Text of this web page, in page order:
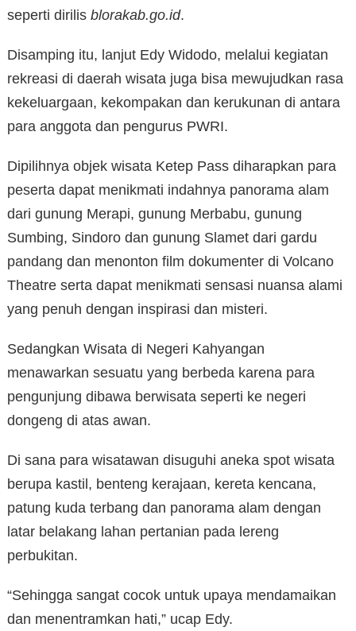
seperti dirilis blorakab.go.id.
Disamping itu, lanjut Edy Widodo, melalui kegiatan
rekreasi di daerah wisata juga bisa mewujudkan rasa
kekeluargaan, kekompakan dan kerukunan di antara
para anggota dan pengurus PWRI.
Dipilihnya objek wisata Ketep Pass diharapkan para
peserta dapat menikmati indahnya panorama alam
dari gunung Merapi, gunung Merbabu, gunung
Sumbing, Sindoro dan gunung Slamet dari gardu
pandang dan menonton film dokumenter di Volcano
Theatre serta dapat menikmati sensasi nuansa alami
yang penuh dengan inspirasi dan misteri.
Sedangkan Wisata di Negeri Kahyangan
menawarkan sesuatu yang berbeda karena para
pengunjung dibawa berwisata seperti ke negeri
dongeng di atas awan.
Di sana para wisatawan disuguhi aneka spot wisata
berupa kastil, benteng kerajaan, kereta kencana,
patung kuda terbang dan panorama alam dengan
latar belakang lahan pertanian pada lereng
perbukitan.
“Sehingga sangat cocok untuk upaya mendamaikan
dan menentramkan hati,” ucap Edy.